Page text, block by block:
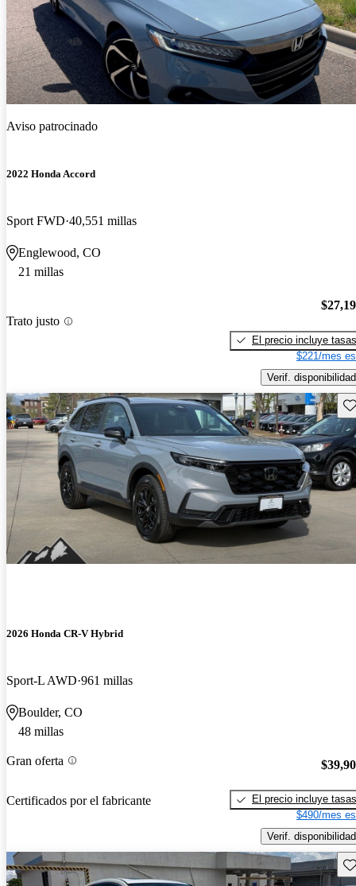
Aviso patrocinado
2022 Honda Accord
Sport FWD 40,551 millas
Englewood, CO
21 millas
Trato justo
El precio incluye tasas
$221/mes
Verif. disponibilidad
2026 Honda CR-V Hybrid
Sport-L AWD 961 millas
Boulder, CO
48 millas
Gran oferta
Certificados por el fabricante
El precio incluye tasas
$490/mes
Verif. disponibilidad